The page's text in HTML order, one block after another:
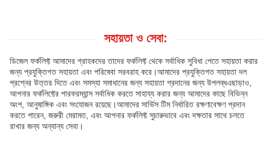
সহায়তা ও সেবা:
ডিজেল ফর্কলিফ্ট আমাদের গ্রাহকদের তাদের ফর্কলিফ্ট থেকে সর্বাধিক সুবিধা পেতে সহায়তা করার
জন্য প্রযুক্তিগত সহায়তা এবং পরিষেবা সরবরাহ করে।আমাদের প্রযুক্তিগত সহায়তা দল
প্রশ্নের উত্তর দিতে এবং সমস্যা সমাধানের জন্য সহায়তা প্রদানের জন্য উপলব্ধএছাড়াও,
আপনার ফর্কলিফ্টের পারফরম্যান্স সর্বাধিক করতে সাহায্য করার জন্য আমাদের কাছে বিভিন্ন
অংশ, আনুষাঙ্গিক এবং সংযোজন রয়েছে।আমাদের সার্ভিস টিম নির্ধারিত রক্ষণাবেক্ষণ প্রদান
করতে পারেন, জরুরী মেরামত, এবং আপনার ফর্কলিফ্ট সুচারুভাবে এবং দক্ষতার সাথে চলতে
রাখার জন্য অন্যান্য সেবা।